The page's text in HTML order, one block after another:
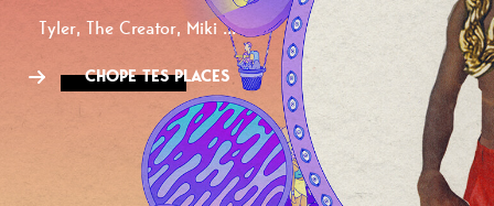
Tyler, The Creator, Miki ...
CHOPE TES PLACES